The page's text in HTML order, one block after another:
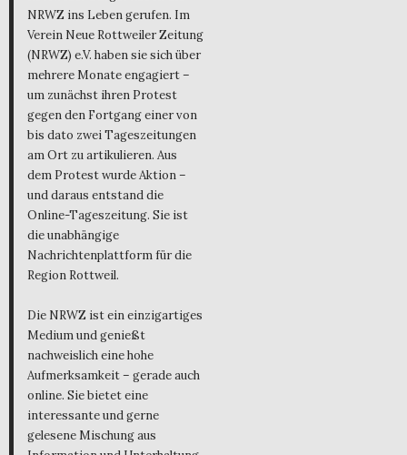
NRWZ ins Leben gerufen. Im
Verein Neue Rottweiler Zeitung
(NRWZ) e.V. haben sie sich über
mehrere Monate engagiert –
um zunächst ihren Protest
gegen den Fortgang einer von
bis dato zwei Tageszeitungen
am Ort zu artikulieren. Aus
dem Protest wurde Aktion –
und daraus entstand die
Online-Tageszeitung. Sie ist
die unabhängige
Nachrichtenplattform für die
Region Rottweil.
Die NRWZ ist ein einzigartiges
Medium und genießt
nachweislich eine hohe
Aufmerksamkeit – gerade auch
online. Sie bietet eine
interessante und gerne
gelesene Mischung aus